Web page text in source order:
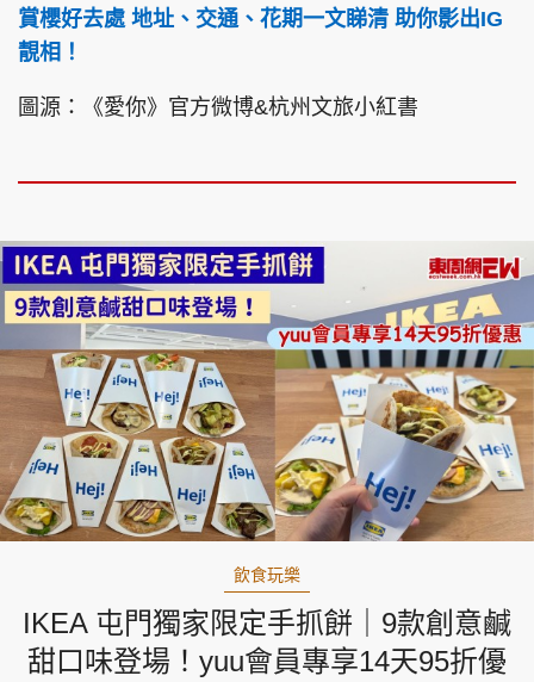
賞櫻好去處 地址、交通、花期一文睇清 助你影出IG
靚相！
圖源：《愛你》官方微博&杭州文旅小紅書
飲食玩樂
IKEA 屯門獨家限定手抓餅｜9款創意鹹
甜口味登場！yuu會員專享14天95折優